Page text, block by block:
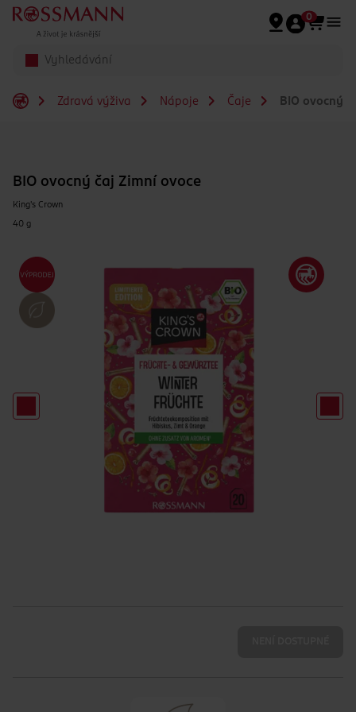
Přeskočit na hlavmní obsah
0
Zdravá výživa Nápoje Čaje BIO ovocný
BIO ovocný čaj Zimní ovoce
King's Crown
40 g